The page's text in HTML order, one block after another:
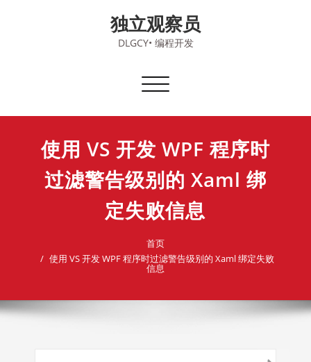
独立观察员
DLGCY• 编程开发
切
导
使用 VS 开发 WPF 程序时
过滤警告级别的 Xaml 绑
定失败信息
首页
使用 VS 开发 WPF 程序时过滤警告级别的 Xaml 绑定失败
信息